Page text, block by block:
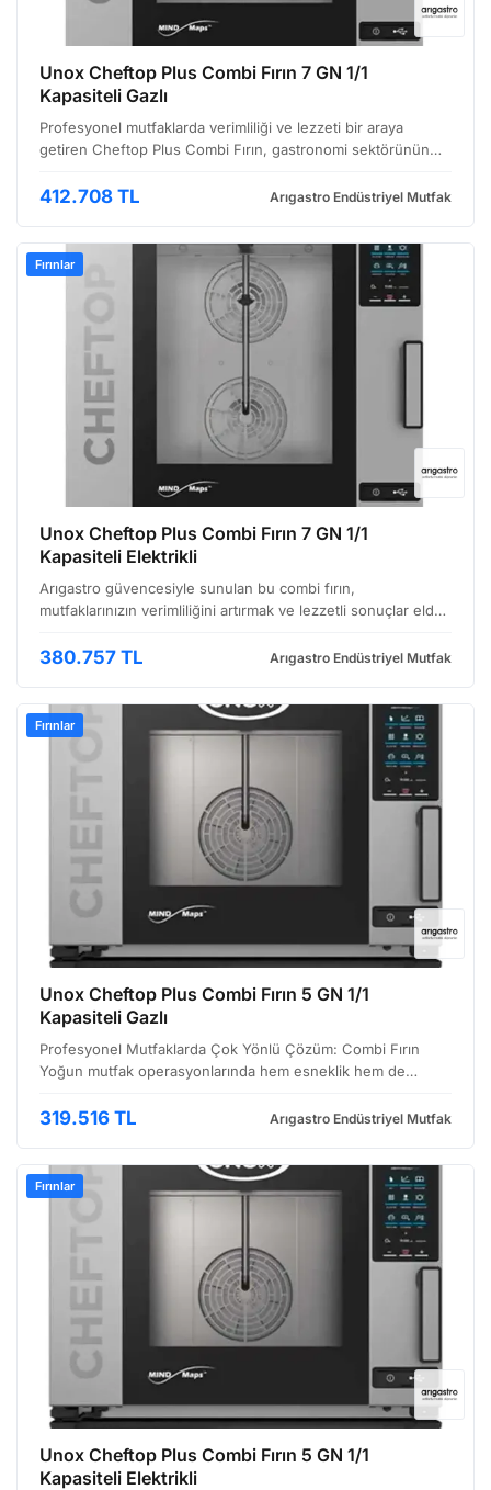
Unox Cheftop Plus Combi Fırın 7 GN 1/1
Kapasiteli Gazlı
Profesyonel mutfaklarda verimliliği ve lezzeti bir araya
getiren Cheftop Plus Combi Fırın, gastronomi sektörünün
fırın, hem buharlı hem de kuru pişirme imkanı sunar…
412.708 TL Arıgastro Endüstriyel Mutfak
Fırınlar
Unox Cheftop Plus Combi Fırın 7 GN 1/1
Kapasiteli Elektrikli
Arıgastro güvencesiyle sunulan bu combi fırın,
mutfaklarınızın verimliliğini artırmak ve lezzetli sonuçlar elde
ve esnekliği bir araya getiren bu cihaz, geniş ka…
380.757 TL Arıgastro Endüstriyel Mutfak
Fırınlar
Unox Cheftop Plus Combi Fırın 5 GN 1/1
Kapasiteli Gazlı
Profesyonel Mutfaklarda Çok Yönlü Çözüm: Combi Fırın
Yoğun mutfak operasyonlarında hem esneklik hem de
yemek hazırlama süreçlerini optimize etmenize olanak tan…
319.516 TL Arıgastro Endüstriyel Mutfak
Fırınlar
Unox Cheftop Plus Combi Fırın 5 GN 1/1
Kapasiteli Elektrikli